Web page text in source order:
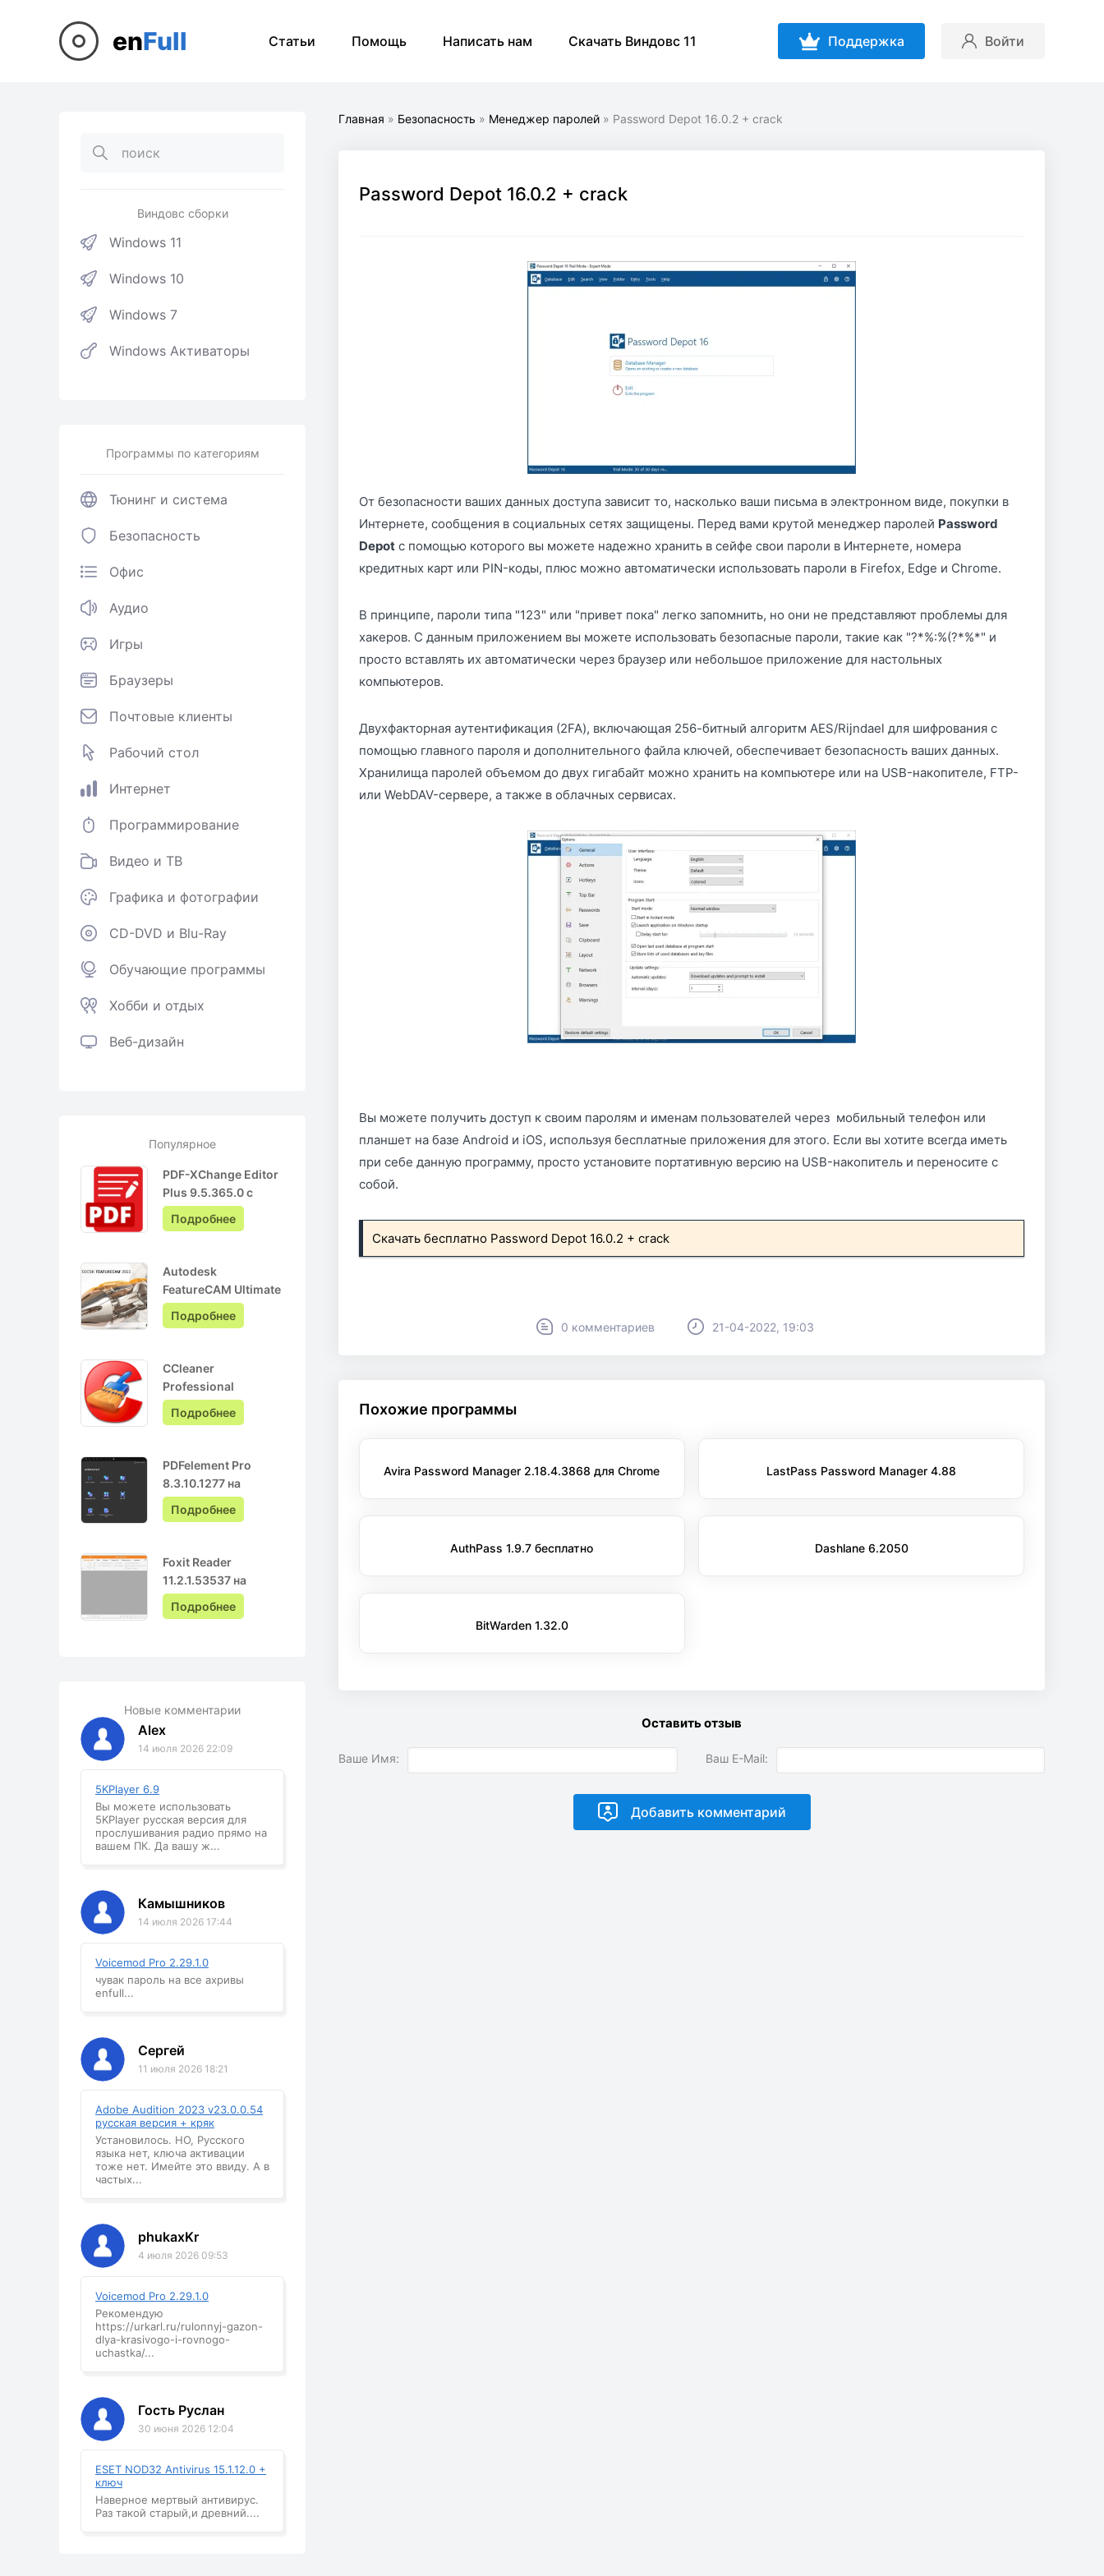
enFull Статьи Помощь Написать нам Скачать Виндовс 11 Поддержка Войти
Виндовс сборки
Windows 11
Windows 10
Windows 7
Windows Активаторы
Программы по категориям
Тюнинг и система
Безопасность
Офис
Аудио
Игры
Браузеры
Почтовые клиенты
Рабочий стол
Интернет
Программирование
Видео и ТВ
Графика и фотографии
CD-DVD и Blu-Ray
Обучающие программы
Хобби и отдых
Веб-дизайн
Популярное
PDF-XChange Editor
Plus 9.5.365.0 с
ключом лицензии +
Pro на Русском
Подробнее
Autodesk
FeatureCAM Ultimate
2022.0.3 + crack
Подробнее
CCleaner
Professional
6.05.10110 + ключ
активации + Repack
Подробнее
PDFelement Pro
8.3.10.1277 на
Русском с ключом
Подробнее
Foxit Reader
11.2.1.53537 на
Русском
Подробнее
Новые комментарии
Alex
14 июля 2026 22:09
5KPlayer 6.9
Вы можете использовать
5KPlayer русская версия для
прослушивания радио прямо на
вашем ПК. Да вашу ж...
Камышников
14 июля 2026 17:44
Voicemod Pro 2.29.1.0
чувак пароль на все ахривы
enfull...
Сергей
11 июля 2026 18:21
Adobe Audition 2023 v23.0.0.54
русская версия + кряк
Установилось. НО, Русского
языка нет, ключа активации
тоже нет. Имейте это ввиду. А в
частых...
phukaxKr
4 июля 2026 09:53
Voicemod Pro 2.29.1.0
Рекомендую
https://urkarl.ru/rulonnyj-gazon-
dlya-krasivogo-i-rovnogo-
uchastka/...
Гость Руслан
30 июня 2026 12:04
ESET NOD32 Antivirus 15.1.12.0 +
ключ
Наверное мертвый антивирус.
Раз такой старый,и древний....
Главная » Безопасность » Менеджер паролей » Password Depot 16.0.2 + crack
Password Depot 16.0.2 + crack
От безопасности ваших данных доступа зависит то, насколько ваши письма в электронном виде, покупки в
Интернете, сообщения в социальных сетях защищены. Перед вами крутой менеджер паролей Password
Depot с помощью которого вы можете надежно хранить в сейфе свои пароли в Интернете, номера
кредитных карт или PIN-коды, плюс можно автоматически использовать пароли в Firefox, Edge и Chrome.
В принципе, пароли типа "123" или "привет пока" легко запомнить, но они не представляют проблемы для
хакеров. С данным приложением вы можете использовать безопасные пароли, такие как "?*%:%(?*%*" и
просто вставлять их автоматически через браузер или небольшое приложение для настольных
компьютеров.
Двухфакторная аутентификация (2FA), включающая 256-битный алгоритм AES/Rijndael для шифрования с
помощью главного пароля и дополнительного файла ключей, обеспечивает безопасность ваших данных.
Хранилища паролей объемом до двух гигабайт можно хранить на компьютере или на USB-накопителе, FTP-
или WebDAV-сервере, а также в облачных сервисах.
Вы можете получить доступ к своим паролям и именам пользователей через мобильный телефон или
планшет на базе Android и iOS, используя бесплатные приложения для этого. Если вы хотите всегда иметь
при себе данную программу, просто установите портативную версию на USB-накопитель и переносите с
собой.
Скачать бесплатно Password Depot 16.0.2 + crack
0 комментариев 21-04-2022, 19:03
Похожие программы
Avira Password Manager 2.18.4.3868 для Chrome LastPass Password Manager 4.88
AuthPass 1.9.7 бесплатно Dashlane 6.2050
BitWarden 1.32.0
Оставить отзыв
Ваше Имя: Ваш E-Mail: